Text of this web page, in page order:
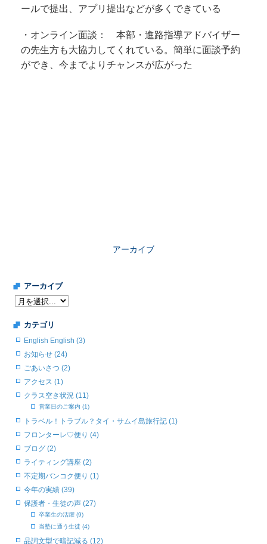
ールで提出、アプリ提出などが多くできている
・オンライン面談： 本部・進路指導アドバイザー
の先生方も大協力してくれている。簡単に面談予約
ができ、今までよりチャンスが広がった
アーカイブ
アーカイブ
カテゴリ
English English (3)
お知らせ (24)
ごあいさつ (2)
アクセス (1)
クラス空き状況 (11)
営業日のご案内 (1)
トラベル！トラブル？タイ・サムイ島旅行記 (1)
フロンターレ♡便り (4)
ブログ (2)
ライティング講座 (2)
不定期バンコク便り (1)
今年の実績 (39)
保護者・生徒の声 (27)
卒業生の活躍 (9)
当塾に通う生徒 (4)
品詞文型で暗記減る (12)